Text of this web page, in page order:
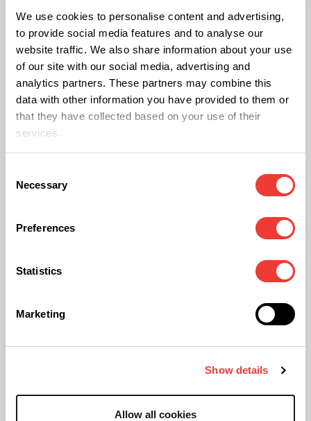
We use cookies to personalise content and advertising,
to provide social media features and to analyse our
website traffic. We also share information about your use
of our site with our social media, advertising and
analytics partners. These partners may combine this
data with other information you have provided to them or
that they have collected based on your use of their
services.
Selection
Necessary
Preferences
Statistics
Marketing
Show details
Allow all cookies
Trois variétés sont à présent disponibles :
Radiance, Simmetry ou Centered. Elles seront
commercialisées uniquement sous forme de
fleurs. Des paquets de 5 joints préroulés qui
contiennent chacun 0,5 grammes de fleurs ou des
pots de 7 grammes de fleurs seront disponibles.
Ces variétés sont commercialisées dans certains
dispensaires du sud de la Californie avec un
placement prioritaire dans les établissements qui
appartiennent à des personnes issues de la
dans le communiqué de presse :
énergie vers l'extérieur, à atteindre la sagesse
divine et à inspirer l'expression créative. »